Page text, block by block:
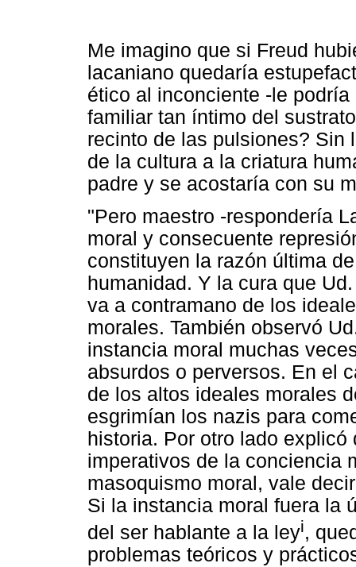
Me imagino que si Freud
lacaniano quedaría
ético al inconciente -le
familiar tan íntimo del
recinto de las pulsiones? Sin
de la cultura a la criatura
padre y se acostaría con su
"Pero maestro -respondería
moral y consecuente
constituyen la razón última
humanidad. Y la cura que
va a contramano de los
morales. También observó
instancia moral muchas
absurdos o perversos. En el
de los altos ideales morales
esgrimían los nazis para
historia. Por otro lado
imperativos de la conciencia
masoquismo moral, vale
Si la instancia moral fuera la
del ser hablante a la leyi,
problemas teóricos y